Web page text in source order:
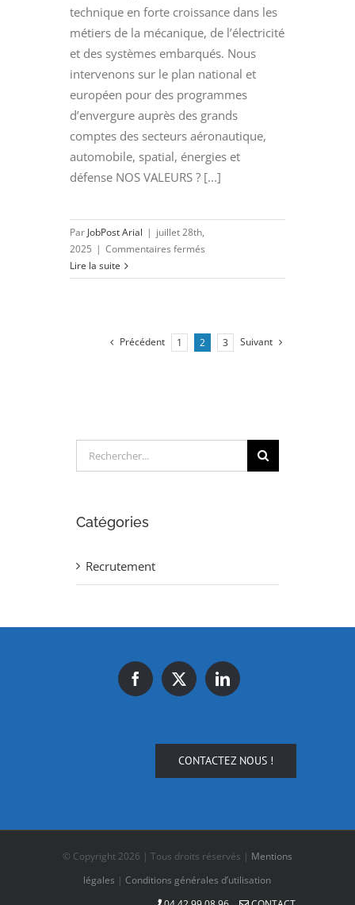
technique en forte croissance dans les
métiers de la mécanique, de l’électricité
et des systèmes embarqués. Nous
intervenons sur le plan national et
européen pour des programmes
d’envergure auprès des grands
comptes des secteurs aéronautique,
automobile, spatial, énergies et
défense NOS VALEURS ? [...]
Par JobPost Arial | juillet 28th,
2025 | Commentaires fermés
de
E3D
(H/F)
Lire la suite
Précédent 1 2 3 Suivant
Rechercher:
Catégories
Recrutement
CONTACTEZ NOUS !
© Copyright 2026 | Tous droits réservés | Mentions
légales |Conditions générales d’utilisation